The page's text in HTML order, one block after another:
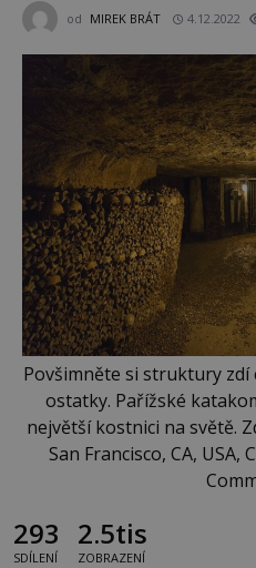
od MIREK BRÁT 4.12.2022
Povšimněte si struktury zdí
ostatky. Pařížské
největší kostnici na světě.
San Francisco, CA, USA,
293
SDÍLENÍ
2.5tis
ZOBRAZENÍ